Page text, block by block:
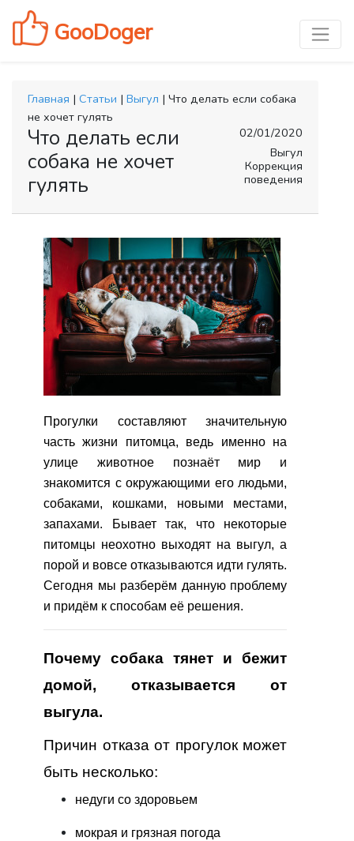
GooDoger
Главная | Статьи | Выгул | Что делать если собака
не хочет гулять
Что делать если
собака не хочет
гулять
02/01/2020
Выгул
Коррекция
поведения
Прогулки составляют значительную
часть жизни питомца, ведь именно на
улице животное познаёт мир и
знакомится с окружающими его людьми,
собаками, кошками, новыми местами,
запахами. Бывает так, что некоторые
питомцы неохотно выходят на выгул, а
порой и вовсе отказываются идти гулять.
Сегодня мы разберём данную проблему
и придём к способам её решения.
Почему собака тянет и бежит
домой, отказывается от
выгула.
Причин отказа от прогулок может
быть несколько:
недуги со здоровьем
мокрая и грязная погода